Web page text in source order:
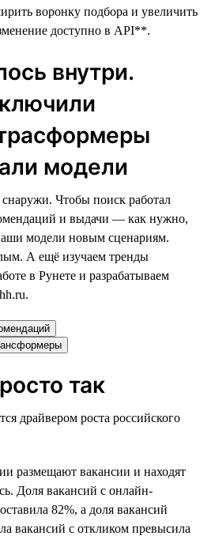
воронку подбора и увеличить
доступно в API**.
внутри.
модели
снаружи. Чтобы поиск работал
и выдачи — как нужно,
модели новым сценариям.
А ещё изучаем тренды
в Рунете и разрабатываем
так
драйвером роста российского
размещают вакансии и находят
Доля вакансий с онлайн-
82%, а доля вакансий
вакансий с откликом превысила